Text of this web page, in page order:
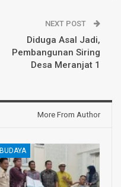
NEXT POST
Diduga Asal Jadi,
Pembangunan Siring
Desa Meranjat 1
More From Author
BUDAYA